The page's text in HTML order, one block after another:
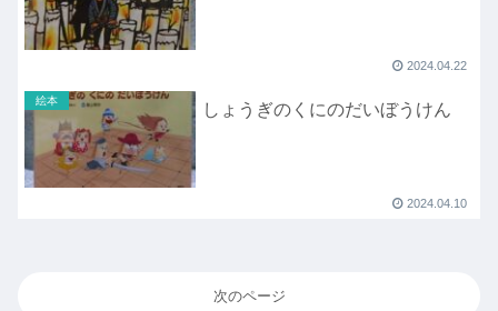
2024.04.22
絵本 しょうぎのくにのだいぼうけん
2024.04.10
次のページ